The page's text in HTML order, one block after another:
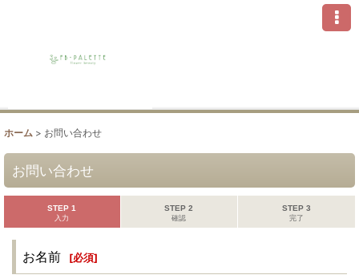
ホーム > お問い合わせ
お問い合わせ
STEP 1
入力
STEP 2
確認
STEP 3
完了
お名前 [必須]